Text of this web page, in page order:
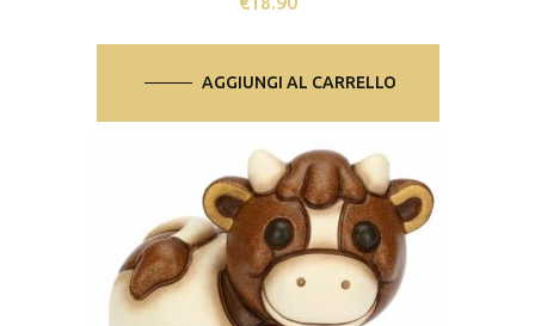
AGGIUNGI AL CARRELLO